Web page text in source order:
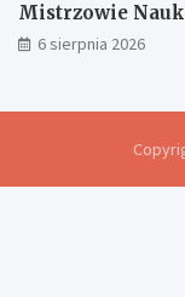
Mistrzowie
6 sierpnia 2026